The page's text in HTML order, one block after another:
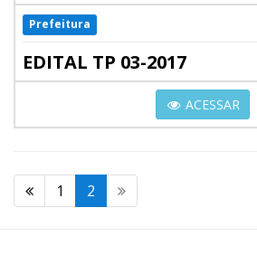
Prefeitura
EDITAL TP 03-2017
ACESSAR
1 2